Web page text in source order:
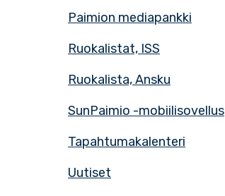
Paimion mediapankki
Ruokalistat, ISS
Ruokalista, Ansku
SunPaimio -mobiilisovellus
Tapahtumakalenteri
Uutiset